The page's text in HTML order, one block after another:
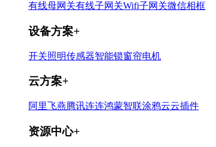
有线母网关有线子网关Wifi子网关微信相框
设备方案+
开关照明传感器智能锁窗帘电机
云方案+
阿里飞燕腾讯连连鸿蒙智联涂鸦云云插件
资源中心+